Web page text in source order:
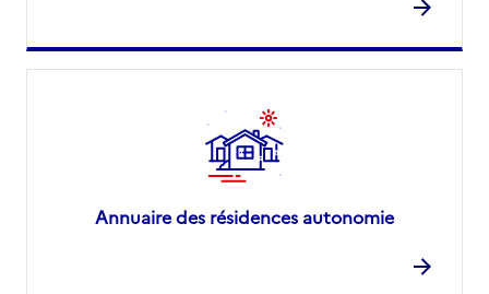
Annuaire des résidences autonomie